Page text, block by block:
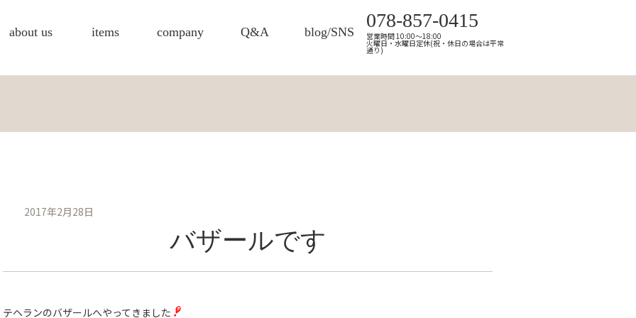
about us items company Q&A blog/SNS
078-857-0415
営業時間 10:00～18:00
火曜日・水曜日定休(祝・休日の場合は平常
通り)
2017年2月28日
バザールです
テヘランのバザールへやってきました